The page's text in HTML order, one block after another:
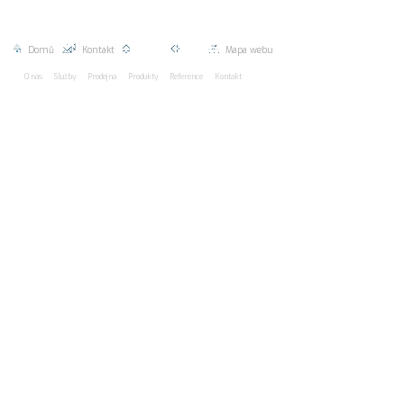
Mapa webu
Nahoru |
Kontakt |
Domů |
O nás Služby Prodejna Produkty Reference Kontakt